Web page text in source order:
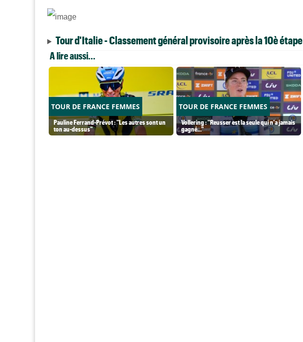
Tour d'Italie - Classement général provisoire après la 10è étape
A lire aussi...
TOUR DE FRANCE FEMMES
Pauline Ferrand-Prévot : "Les autres sont un
ton au-dessus"
TOUR DE FRANCE FEMMES
Vollering : "Reusser est la seule qui n'a jamais
gagné..."